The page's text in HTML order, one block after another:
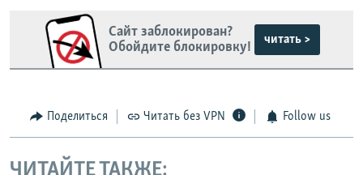
Сайт заблокирован?
Обойдите блокировку!
читать >
Поделиться Читать без VPN Follow us
ЧИТАЙТЕ ТАКЖЕ: